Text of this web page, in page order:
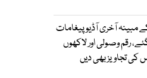
مبینہ آخری آڈیو پیغامات
رقم وصولی اور لاکھوں
تجاویز بھی دیں